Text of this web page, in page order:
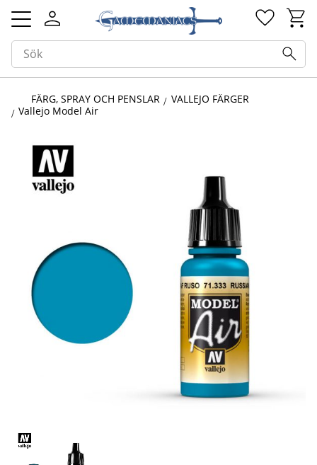
Meny
FÄRG, SPRAY OCH PENSLAR
VALLEJO FÄRGER
Vallejo Model Air